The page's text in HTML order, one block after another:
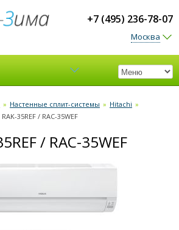
+7 (495) 236-78-07
Москва
» Настенные сплит-системы » Hitachi »
35REF / RAC-35WEF
/ RAC-35WEF